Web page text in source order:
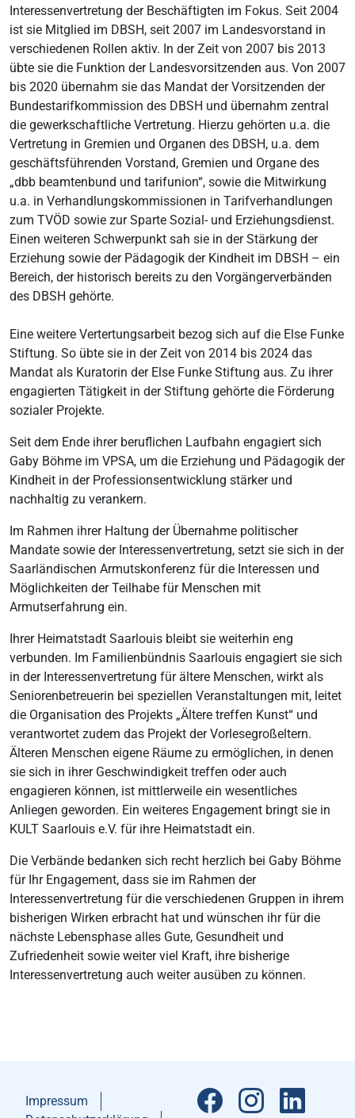
Interessenvertretung der Beschäftigten im Fokus. Seit 2004
ist sie Mitglied im DBSH, seit 2007 im Landesvorstand in
verschiedenen Rollen aktiv. In der Zeit von 2007 bis 2013
übte sie die Funktion der Landesvorsitzenden aus. Von 2007
bis 2020 übernahm sie das Mandat der Vorsitzenden der
Bundestarifkommission des DBSH und übernahm zentral
die gewerkschaftliche Vertretung. Hierzu gehörten u.a. die
Vertretung in Gremien und Organen des DBSH, u.a. dem
geschäftsführenden Vorstand, Gremien und Organe des
„dbb beamtenbund und tarifunion“, sowie die Mitwirkung
u.a. in Verhandlungskommissionen in Tarifverhandlungen
zum TVÖD sowie zur Sparte Sozial- und Erziehungsdienst.
Einen weiteren Schwerpunkt sah sie in der Stärkung der
Erziehung sowie der Pädagogik der Kindheit im DBSH – ein
Bereich, der historisch bereits zu den Vorgängerverbänden
des DBSH gehörte.
Eine weitere Vertertungsarbeit bezog sich auf die Else Funke
Stiftung. So übte sie in der Zeit von 2014 bis 2024 das
Mandat als Kuratorin der Else Funke Stiftung aus. Zu ihrer
engagierten Tätigkeit in der Stiftung gehörte die Förderung
sozialer Projekte.
Seit dem Ende ihrer beruflichen Laufbahn engagiert sich
Gaby Böhme im VPSA, um die Erziehung und Pädagogik der
Kindheit in der Professionsentwicklung stärker und
nachhaltig zu verankern.
Im Rahmen ihrer Haltung der Übernahme politischer
Mandate sowie der Interessenvertretung, setzt sie sich in der
Saarländischen Armutskonferenz für die Interessen und
Möglichkeiten der Teilhabe für Menschen mit
Armutserfahrung ein.
Ihrer Heimatstadt Saarlouis bleibt sie weiterhin eng
verbunden. Im Familienbündnis Saarlouis engagiert sie sich
in der Interessenvertretung für ältere Menschen, wirkt als
Seniorenbetreuerin bei speziellen Veranstaltungen mit, leitet
die Organisation des Projekts „Ältere treffen Kunst“ und
verantwortet zudem das Projekt der Vorlesegroßeltern.
Älteren Menschen eigene Räume zu ermöglichen, in denen
sie sich in ihrer Geschwindigkeit treffen oder auch
engagieren können, ist mittlerweile ein wesentliches
Anliegen geworden. Ein weiteres Engagement bringt sie in
KULT Saarlouis e.V. für ihre Heimatstadt ein.
Die Verbände bedanken sich recht herzlich bei Gaby Böhme
für Ihr Engagement, dass sie im Rahmen der
Interessenvertretung für die verschiedenen Gruppen in ihrem
bisherigen Wirken erbracht hat und wünschen ihr für die
nächste Lebensphase alles Gute, Gesundheit und
Zufriedenheit sowie weiter viel Kraft, ihre bisherige
Interessenvertretung auch weiter ausüben zu können.
Impressum